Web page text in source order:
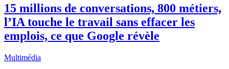
15 millions de conversations, 800 métiers,
l’IA touche le travail sans effacer les
emplois, ce que Google révèle
Multimédia